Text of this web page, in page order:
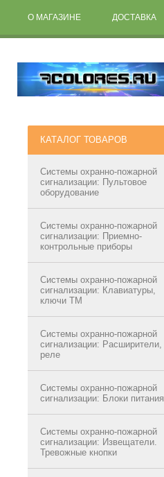
О МАГАЗИНЕ ДОСТАВКА
КАТАЛОГ ТОВАРОВ
Системы охранно-пожарной
сигнализации: Пультовое
оборудование
Системы охранно-пожарной
сигнализации: Приемно-
контрольные приборы
Системы охранно-пожарной
сигнализации: Клавиатуры,
ключи ТМ
Системы охранно-пожарной
сигнализации: Расширители,
реле
Системы охранно-пожарной
сигнализации: Блоки питания
Системы охранно-пожарной
сигнализации: Извещатели.
Тревожные кнопки